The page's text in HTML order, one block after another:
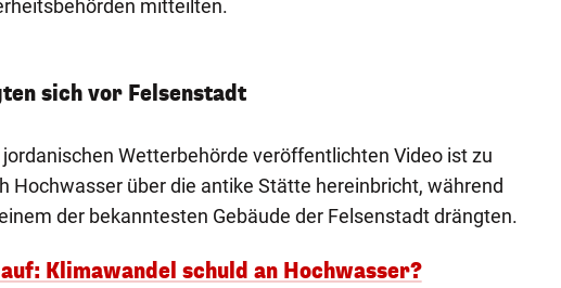
mitteilten.
sich vor Felsenstadt
Wetterbehörde veröffentlichten Video ist zu
Hochwasser über die antike Stätte hereinbricht, während
der bekanntesten Gebäude der Felsenstadt drängten.
Klimawandel schuld an Hochwasser?